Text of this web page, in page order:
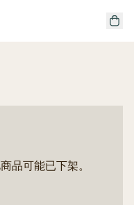
品可能已下架。